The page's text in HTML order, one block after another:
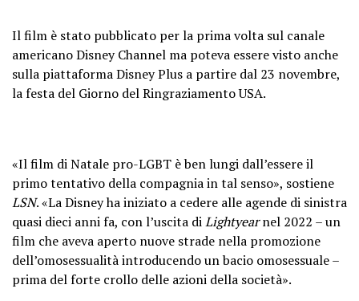
pic.twitter.com/8UBbJdqqde
— Séries TV Show BR (@SeriesTWBZ)
September 28, 2023
Il film è stato pubblicato per la prima volta sul canale
americano Disney Channel ma poteva essere visto anche
sulla piattaforma Disney Plus a partire dal 23 novembre,
la festa del Giorno del Ringraziamento USA.
«Il film di Natale pro-LGBT è ben lungi dall’essere il
primo tentativo della compagnia in tal senso», sostiene
LSN. «La Disney ha iniziato a cedere alle agende di sinistra
quasi dieci anni fa, con l’uscita diLightyearnel 2022 – un
film che aveva aperto nuove strade nella promozione
dell’omosessualità introducendo un bacio omosessuale –
prima del forte crollo delle azioni della società».